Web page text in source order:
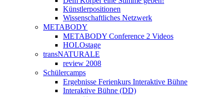
Künstlerpositionen
Wissenschaftliches Netzwerk
METABODY
METABODY Conference 2 Videos
HOLOstage
transNATURALE
review 2008
Schülercamps
Ergebnisse Ferienkurs Interaktive Bühne
Interaktive Bühne (DD)